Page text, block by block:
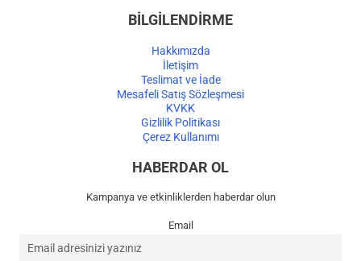
BİLGİLENDİRME
Hakkımızda
İletişim
Teslimat ve İade
Mesafeli Satış Sözleşmesi
KVKK
Gizlilik Politikası
Çerez Kullanımı
HABERDAR OL
Kampanya ve etkinliklerden haberdar olun
Email